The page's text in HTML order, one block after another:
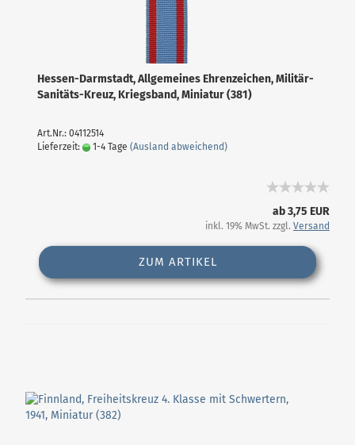
Hessen-Darmstadt, Allgemeines Ehrenzeichen, Militär-
Sanitäts-Kreuz, Kriegsband, Miniatur (381)
Art.Nr.: 04112514
Lieferzeit:
1-4 Tage (Ausland abweichend)
ab 3,75 EUR
inkl. 19% MwSt. zzgl. Versand
ZUM ARTIKEL